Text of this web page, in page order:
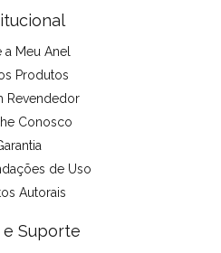
a Meu Anel
Produtos
Revendedor
Conosco
de Uso
Autorais
e Suporte